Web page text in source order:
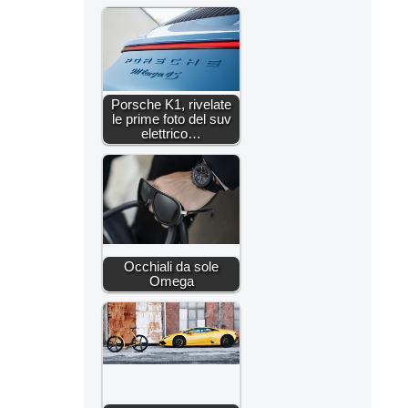
Porsche K1, rivelate
le prime foto del suv
elettrico…
Occhiali da sole
Omega